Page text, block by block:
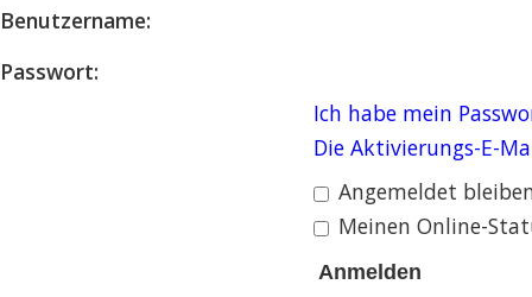
Benutzername:
Passwort:
Ich habe mein
Die Aktivierungs-E-
Angemeldet
Meinen Online-